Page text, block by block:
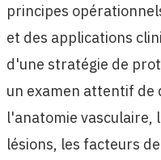
principes
et des applications
d'une stratégie de
un examen attentif
l'anatomie vasculaire,
lésions, les facteurs